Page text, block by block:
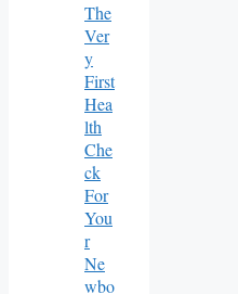
The
Ver
Y
First
Hea
Lth
Che
Ck
For
You
R
Ne
Wbo